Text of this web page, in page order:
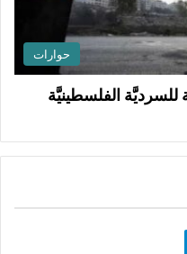
حوارات
الفلسطينيَّة